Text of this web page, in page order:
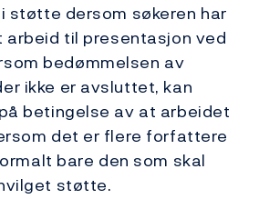
støtte dersom søkeren har
til presentasjon ved
bedømmelsen av
ikke er avsluttet, kan
betingelse av at arbeidet
det er flere forfattere
bare den som skal
støtte.